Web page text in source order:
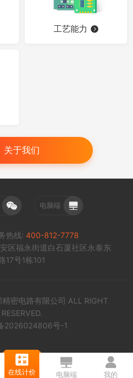
工艺能力
关于我们
电脑端
热线: 400-812-7778
区福永街道白石厦社区永泰东
17号1栋101
密电路有限公司 ALL RIGHT
RESERVED.
2026024806号-1
在线计价 电脑端 我的